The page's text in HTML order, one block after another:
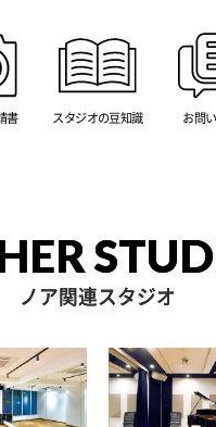
書 スタジオの豆知識 お問
ノア関連スタジオ